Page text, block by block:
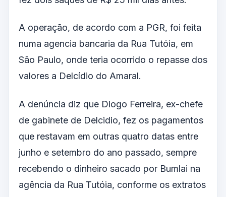
A operação, de acordo com a PGR, foi feita
numa agencia bancaria da Rua Tutóia, em
São Paulo, onde teria ocorrido o repasse dos
valores a Delcídio do Amaral.
A denúncia diz que Diogo Ferreira, ex-chefe
de gabinete de Delcidio, fez os pagamentos
que restavam em outras quatro datas entre
junho e setembro do ano passado, sempre
recebendo o dinheiro sacado por Bumlai na
agência da Rua Tutóia, conforme os extratos